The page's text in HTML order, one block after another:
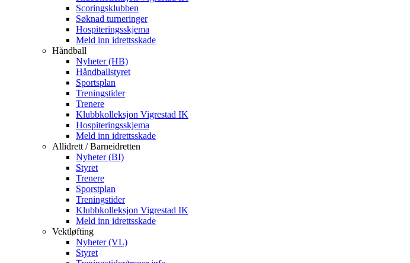
Scoringsklubben
Søknad turneringer
Hospiteringsskjema
Meld inn idrettsskade
Håndball
Nyheter (HB)
Håndballstyret
Sportsplan
Treningstider
Trenere
Klubbkolleksjon Vigrestad IK
Hospiteringsskjema
Meld inn idrettsskade
Allidrett / Barneidretten
Nyheter (BI)
Styret
Trenere
Sporstplan
Treningstider
Klubbkolleksjon Vigrestad IK
Meld inn idrettsskade
Vektløfting
Nyheter (VL)
Styret